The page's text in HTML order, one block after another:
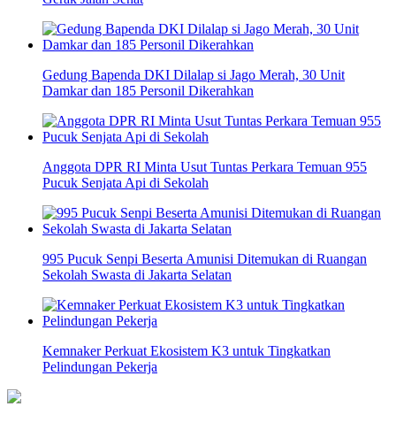
Gedung Bapenda DKI Dilalap si Jago Merah, 30 Unit
Damkar dan 185 Personil Dikerahkan
Anggota DPR RI Minta Usut Tuntas Perkara Temuan 955
Pucuk Senjata Api di Sekolah
995 Pucuk Senpi Beserta Amunisi Ditemukan di Ruangan
Sekolah Swasta di Jakarta Selatan
Kemnaker Perkuat Ekosistem K3 untuk Tingkatkan
Pelindungan Pekerja